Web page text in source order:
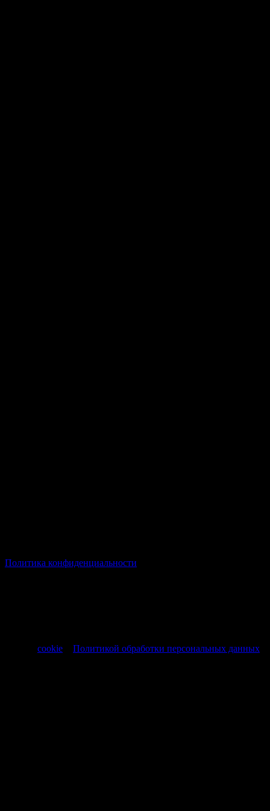
Политика конфиденциальности
cookie Политикой обработки персональных данных